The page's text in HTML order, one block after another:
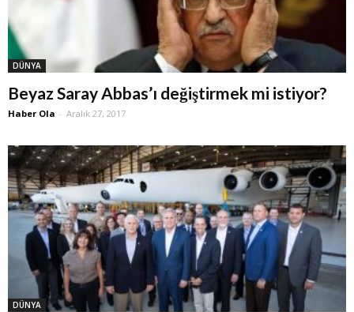
DÜNYA
Beyaz Saray Abbas’ı değiştirmek mi istiyor?
Haber Ola - Aralık 27, 2017
DÜNYA